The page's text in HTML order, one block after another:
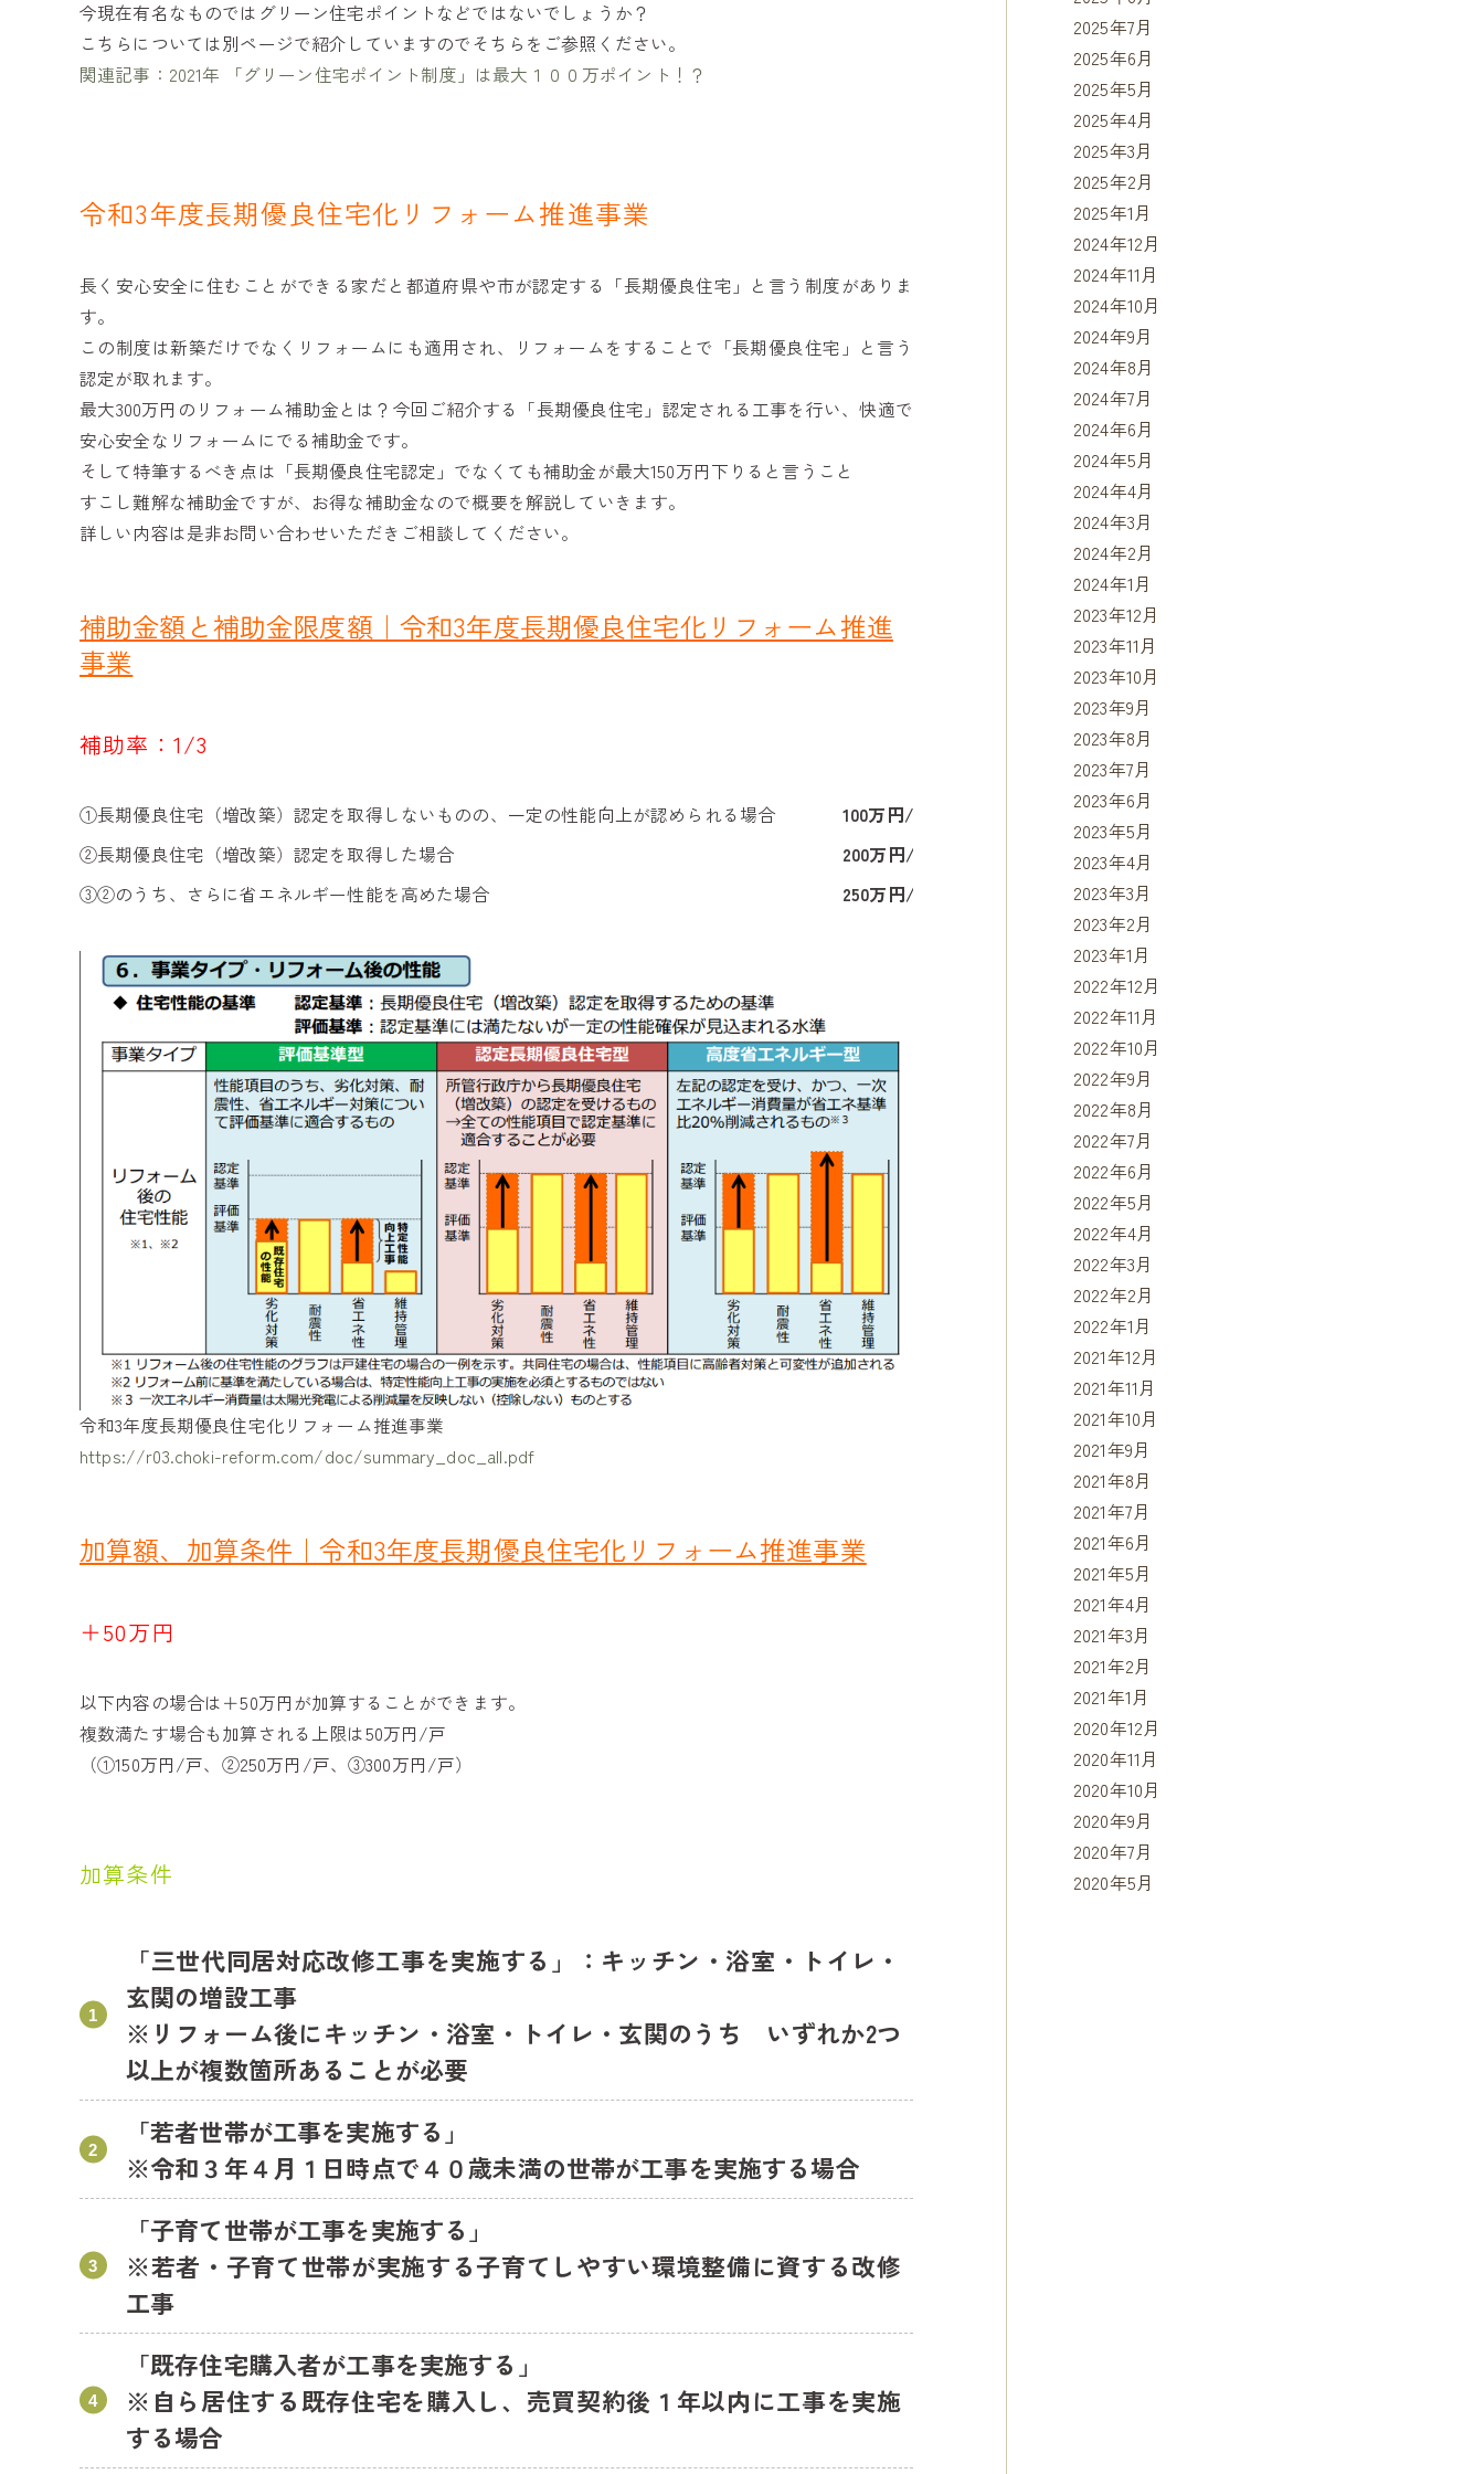
今現在有名なものではグリーン住宅ポイントなどではないでしょうか？
こちらについては別ページで紹介していますのでそちらをご参照ください。
関連記事：2021年 「グリーン住宅ポイント制度」は最大１００万ポイント！？
令和3年度長期優良住宅化リフォーム推進事業
長く安心安全に住むことができる家だと都道府県や市が認定する「長期優良住宅」と言う制度がありま
す。
この制度は新築だけでなくリフォームにも適用され、リフォームをすることで「長期優良住宅」と言う
認定が取れます。
最大300万円のリフォーム補助金とは？今回ご紹介する「長期優良住宅」認定される工事を行い、快適で
安心安全なリフォームにでる補助金です。
そして特筆するべき点は「長期優良住宅認定」でなくても補助金が最大150万円下りると言うこと
すこし難解な補助金ですが、お得な補助金なので概要を解説していきます。
詳しい内容は是非お問い合わせいただきご相談してください。
補助金額と補助金限度額｜令和3年度長期優良住宅化リフォーム推進
事業
補助率：1/3
①長期優良住宅（増改築）認定を取得しないものの、一定の性能向上が認められる場合
100万円/戸
②長期優良住宅（増改築）認定を取得した場合
200万円/戸
③②のうち、さらに省エネルギー性能を高めた場合
250万円/戸
令和3年度長期優良住宅化リフォーム推進事業
https://r03.choki-reform.com/doc/summary_doc_all.pdf
加算額、加算条件｜令和3年度長期優良住宅化リフォーム推進事業
＋50万円
以下内容の場合は＋50万円が加算することができます。
複数満たす場合も加算される上限は50万円/戸
（①150万円/戸、②250万円/戸、③300万円/戸）
加算条件
「三世代同居対応改修工事を実施する」：キッチン・浴室・トイレ・
玄関の増設工事
※リフォーム後にキッチン・浴室・トイレ・玄関のうち いずれか2つ
以上が複数箇所あることが必要
「若者世帯が工事を実施する」
※令和３年４月１日時点で４０歳未満の世帯が工事を実施する場合
「子育て世帯が工事を実施する」
※若者・子育て世帯が実施する子育てしやすい環境整備に資する改修
工事
「既存住宅購入者が工事を実施する」
※自ら居住する既存住宅を購入し、売買契約後１年以内に工事を実施
する場合
2025年7月
2025年6月
2025年5月
2025年4月
2025年3月
2025年2月
2025年1月
2024年12月
2024年11月
2024年10月
2024年9月
2024年8月
2024年7月
2024年6月
2024年5月
2024年4月
2024年3月
2024年2月
2024年1月
2023年12月
2023年11月
2023年10月
2023年9月
2023年8月
2023年7月
2023年6月
2023年5月
2023年4月
2023年3月
2023年2月
2023年1月
2022年12月
2022年11月
2022年10月
2022年9月
2022年8月
2022年7月
2022年6月
2022年5月
2022年4月
2022年3月
2022年2月
2022年1月
2021年12月
2021年11月
2021年10月
2021年9月
2021年8月
2021年7月
2021年6月
2021年5月
2021年4月
2021年3月
2021年2月
2021年1月
2020年12月
2020年11月
2020年10月
2020年9月
2020年7月
2020年5月